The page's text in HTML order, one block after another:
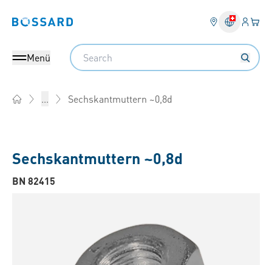
Bossard homepage Ihr
Menü
Search
... Sechskantmuttern ~0,8d
Sechskantmuttern ~0,8d
BN 82415